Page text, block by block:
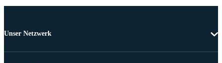
Unser Netzwerk